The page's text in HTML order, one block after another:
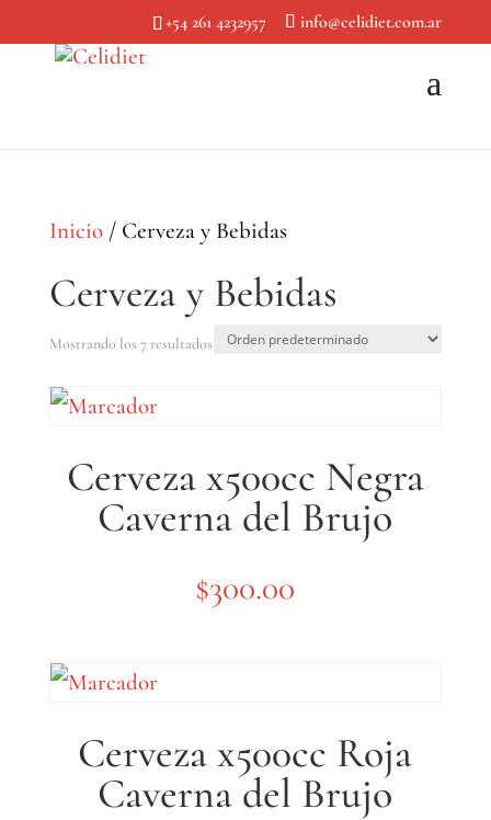
+54 261 4232957 info@celidiet.com.ar
Inicio/ Cerveza y Bebidas
Cerveza y Bebidas
Mostrando los 7 resultados
Cerveza x500cc Negra
Caverna del Brujo
$300.00
Cerveza x500cc Roja
Caverna del Brujo